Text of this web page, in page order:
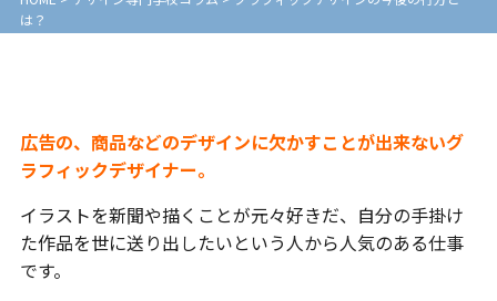
は？
広告の、商品などのデザインに欠かすことが出来ないグ
ラフィックデザイナー。
イラストを新聞や描くことが元々好きだ、自分の手掛け
た作品を世に送り出したいという人から人気のある仕事
です。